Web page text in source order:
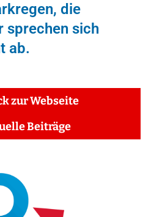
die
sprechen sich
ab.
zur Webseite
Beiträge